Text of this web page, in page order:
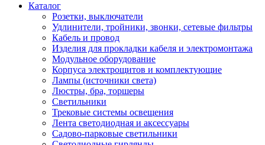
Каталог
Розетки, выключатели
Удлинители, тройники, звонки, сетевые фильтры
Кабель и провод
Изделия для прокладки кабеля и электромонтажа
Модульное оборудование
Корпуса электрощитов и комплектующие
Лампы (источники света)
Люстры, бра, торшеры
Светильники
Трековые системы освещения
Лента светодиодная и аксессуары
Садово-парковые светильники